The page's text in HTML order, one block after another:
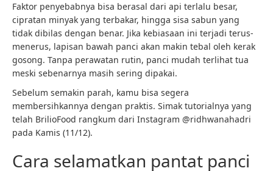
Faktor penyebabnya bisa berasal dari api terlalu besar,
cipratan minyak yang terbakar, hingga sisa sabun yang
tidak dibilas dengan benar. Jika kebiasaan ini terjadi terus-
menerus, lapisan bawah panci akan makin tebal oleh kerak
gosong. Tanpa perawatan rutin, panci mudah terlihat tua
meski sebenarnya masih sering dipakai.
Sebelum semakin parah, kamu bisa segera
membersihkannya dengan praktis. Simak tutorialnya yang
telah BrilioFood rangkum dari Instagram @ridhwanahadri
pada Kamis (11/12).
Cara selamatkan pantat panci